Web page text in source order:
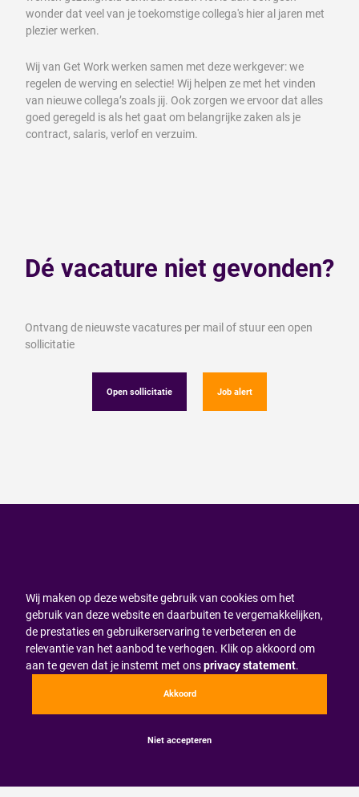
wonder dat veel van je toekomstige collega's hier al jaren met
plezier werken.
Wij van Get Work werken samen met deze werkgever: we
regelen de werving en selectie! Wij helpen ze met het vinden
van nieuwe collega’s zoals jij. Ook zorgen we ervoor dat alles
goed geregeld is als het gaat om belangrijke zaken als je
contract, salaris, verlof en verzuim.
Dé vacature niet gevonden?
Ontvang de nieuwste vacatures per mail of stuur een open
sollicitatie
Open sollicitatie Job alert
Wij maken op deze website gebruik van cookies om het
gebruik van deze website en daarbuiten te vergemakkelijken,
de prestaties en gebruikerservaring te verbeteren en de
relevantie van het aanbod te verhogen. Klik op akkoord om
aan te geven dat je instemt met onsprivacy statement.
Akkoord
Niet accepteren